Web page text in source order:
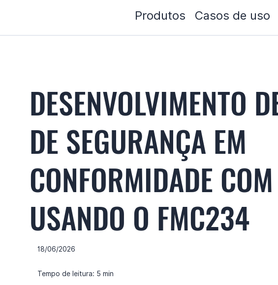
Produtos Casos de uso
DESENVOLVIMENTO
DE SEGURANÇA EM
CONFORMIDADE
USANDO O FMC234
Tempo de leitura: 5 min
18/06/2026